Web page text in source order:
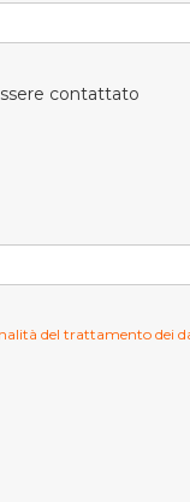
contattato
del trattamento dei